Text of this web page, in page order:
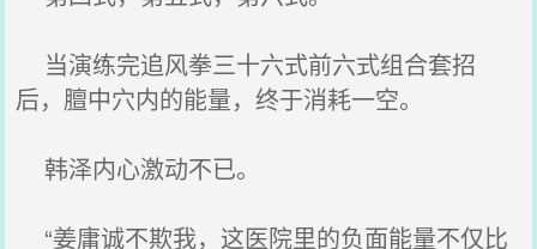
当演练完追风拳三十六式前六式组合套招
后，膻中穴内的能量，终于消耗一空。
韩泽内心激动不已。
“姜庸诚不欺我，这医院里的负面能量不仅比